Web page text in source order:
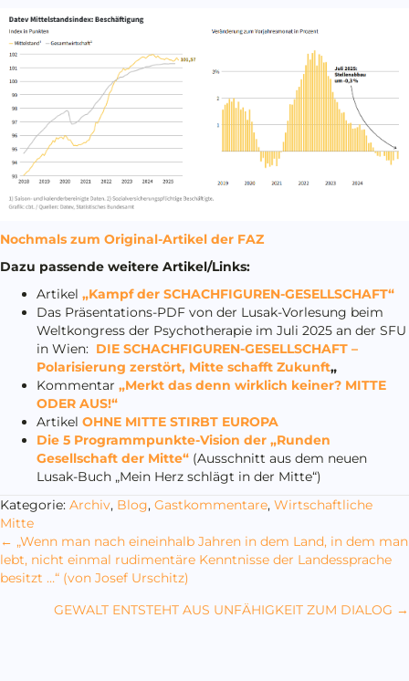
Nochmals zum Original-Artikel der FAZ
Dazu passende weitere Artikel/Links:
Artikel „Kampf der SCHACHFIGUREN-GESELLSCHAFT“
Das Präsentations-PDF von der Lusak-Vorlesung beim
Weltkongress der Psychotherapie im Juli 2025 an der SFU
in Wien: DIE SCHACHFIGUREN-GESELLSCHAFT –
Polarisierung zerstört, Mitte schafft Zukunft„
Kommentar „Merkt das denn wirklich keiner? MITTE
ODER AUS!“
Artikel OHNE MITTE STIRBT EUROPA
Die 5 Programmpunkte-Vision der „Runden
Gesellschaft der Mitte“ (Ausschnitt aus dem neuen
Lusak-Buch „Mein Herz schlägt in der Mitte“)
Kategorie: Archiv, Blog, Gastkommentare, Wirtschaftliche
Mitte
Posts
navigation
← „Wenn man nach eineinhalb Jahren in dem Land, in dem man
lebt, nicht einmal rudimentäre Kenntnisse der Landessprache
besitzt …“ (von Josef Urschitz)
GEWALT ENTSTEHT AUS UNFÄHIGKEIT ZUM DIALOG →